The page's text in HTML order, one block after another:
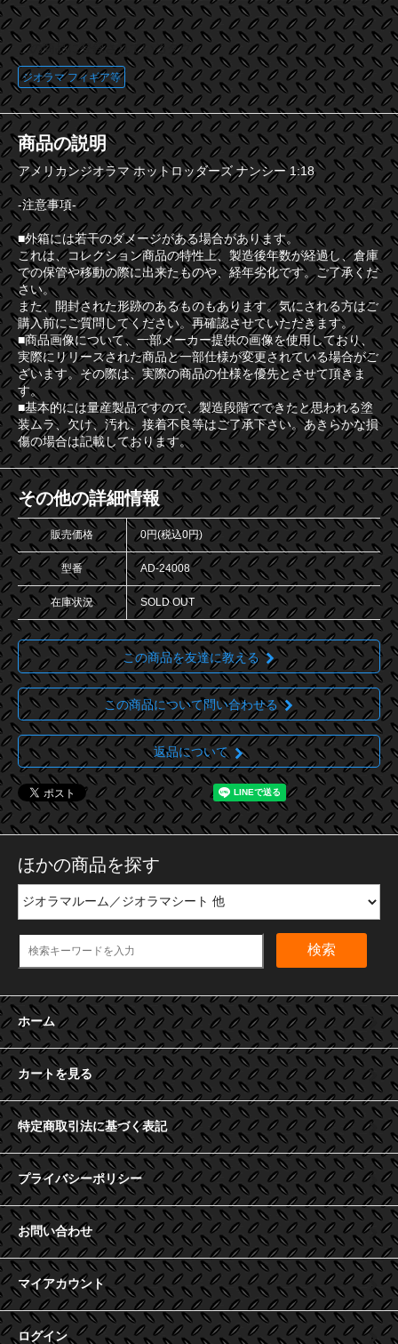
この商品に登録されているタグ
ジオラマ フィギア等
商品の説明
アメリカンジオラマ ホットロッダーズ ナンシー 1:18
-注意事項-
■外箱には若干のダメージがある場合があります。
これは、コレクション商品の特性上、製造後年数が経過し、倉庫
での保管や移動の際に出来たものや、経年劣化です。ご了承くだ
さい。
また、開封された形跡のあるものもあります。気にされる方はご
購入前にご質問してください。再確認させていただきます。
■商品画像について、一部メーカー提供の画像を使用しており、
実際にリリースされた商品と一部仕様が変更されている場合がご
ざいます。その際は、実際の商品の仕様を優先とさせて頂きま
す。
■基本的には量産製品ですので、製造段階でできたと思われる塗
装ムラ、欠け、汚れ、接着不良等はご了承下さい。あきらかな損
傷の場合は記載しております。
その他の詳細情報
販売価格 0円(税込0円)
型番 AD-24008
在庫状況 SOLD OUT
この商品を友達に教える
この商品について問い合わせる
返品について
ほかの商品を探す
検索
ホーム
カートを見る
特定商取引法に基づく表記
プライバシーポリシー
お問い合わせ
マイアカウント
ログイン